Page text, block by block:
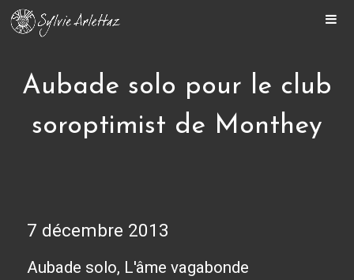
SYLVIE
BIENVENUE
MON PARCOURS
VIDÉOS
PRESSE
Aubade solo pour le club
soroptimist de Monthey
7 décembre 2013
Aubade solo, L'âme vagabonde